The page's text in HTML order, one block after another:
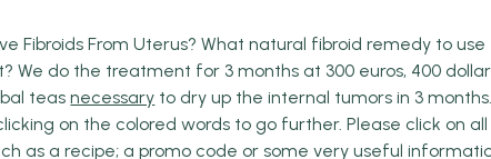
Fibroids From Uterus? What natural fibroid remedy to
We do the treatment for 3 months at 300 euros, 400
teasnecessary to dry up the internal tumors in 3
on the colored words to go further. Please click on all
as a recipe; a promo code or some very useful